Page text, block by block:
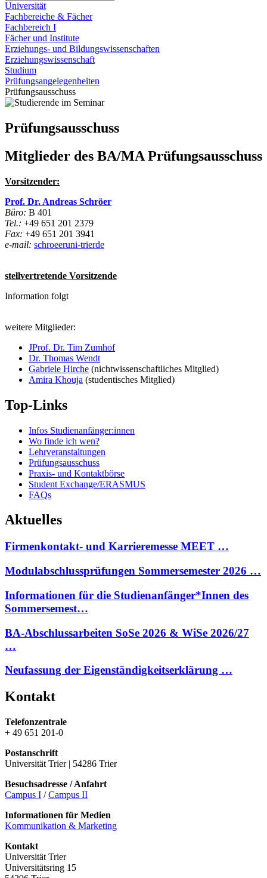
Universität
Fachbereiche & Fächer
Fachbereich I
Fächer und Institute
Erziehungs- und Bildungswissenschaften
Erziehungswissenschaft
Studium
Prüfungsangelegenheiten
Prüfungsausschuss
Prüfungsausschuss
Mitglieder des BA/MA Prüfungsausschuss
Vorsitzender:
Prof. Dr. Andreas Schröer
Büro: B 401
Tel.: +49 651 201 2379
Fax: +49 651 201 3941
e-mail: schroeeruni-trierde
stellvertretende Vorsitzende
Information folgt
weitere Mitglieder:
JProf. Dr. Tim Zumhof
Dr. Thomas Wendt
Gabriele Hirche (nichtwissenschaftliches Mitglied)
Amira Khouja (studentisches Mitglied)
Top-Links
Infos Studienanfänger:innen
Wo finde ich wen?
Lehrveranstaltungen
Prüfungsausschuss
Praxis- und Kontaktbörse
Student Exchange/ERASMUS
FAQs
Aktuelles
Firmenkontakt- und Karrieremesse MEET …
Modulabschlussprüfungen Sommersemester 2026 …
Informationen für die Studienanfänger*Innen des
Sommersemest…
BA-Abschlussarbeiten SoSe 2026 & WiSe 2026/27
…
Neufassung der Eigenständigkeitserklärung …
Kontakt
Telefonzentrale
+ 49 651 201-0
Postanschrift
Universität Trier | 54286 Trier
Besuchsadresse / Anfahrt
Campus I /Campus II
Informationen für Medien
Kommunikation & Marketing
Kontakt
Universität Trier
Universitätsring 15